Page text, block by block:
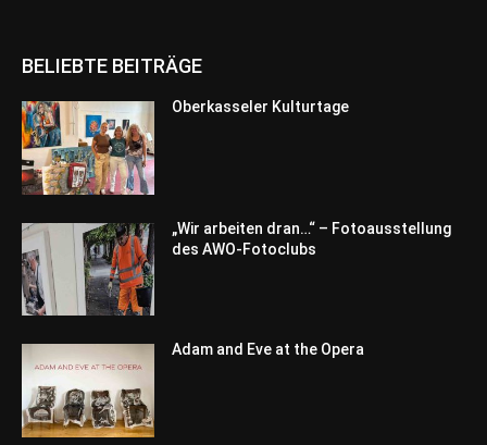
BELIEBTE BEITRÄGE
Oberkasseler Kulturtage
„Wir arbeiten dran…“ – Fotoausstellung
des AWO-Fotoclubs
Adam and Eve at the Opera